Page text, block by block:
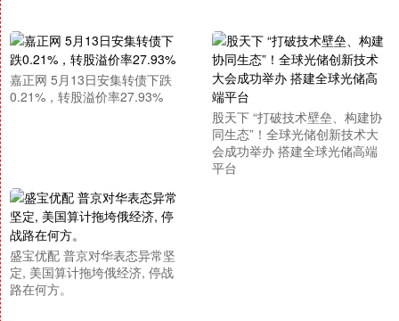
嘉正网 5月13日安集转债下跌
0.21%，转股溢价率27.93%
股天下 “打破技术壁垒、构建协
同生态”！全球光储创新技术大
会成功举办 搭建全球光储高端
平台
盛宝优配 普京对华表态异常坚
定, 美国算计拖垮俄经济, 停战
路在何方。